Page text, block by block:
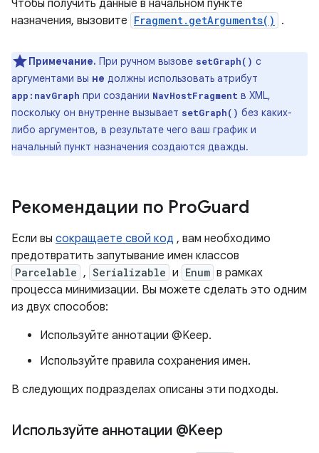
Чтобы получить данные в начальном пункте
назначения, вызовите Fragment.getArguments() .
Примечание. При ручном вызове setGraph() с
аргументами вы не должны использовать атрибут
app:navGraph при создании NavHostFragment в XML,
поскольку он внутренне вызывает setGraph() без каких-
либо аргументов, в результате чего ваш график и
начальный пункт назначения создаются дважды.
Рекомендации по ProGuard
Если вы сокращаете свой код , вам необходимо
предотвратить запутывание имен классов
Parcelable , Serializable и Enum в рамках
процесса минимизации. Вы можете сделать это одним
из двух способов:
Используйте аннотации @Keep.
Используйте правила сохранения имен.
В следующих подразделах описаны эти подходы.
Используйте аннотации @Keep